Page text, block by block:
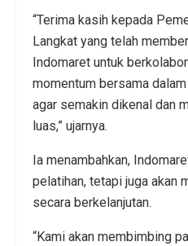
“Terima kasih kepada
Langkat yang telah
Indomaret untuk
momentum bersama
agar semakin dikenal dan
luas,” ujarnya.
Ia menambahkan,
pelatihan, tetapi juga akan
secara berkelanjutan.
“Kami akan membimbing